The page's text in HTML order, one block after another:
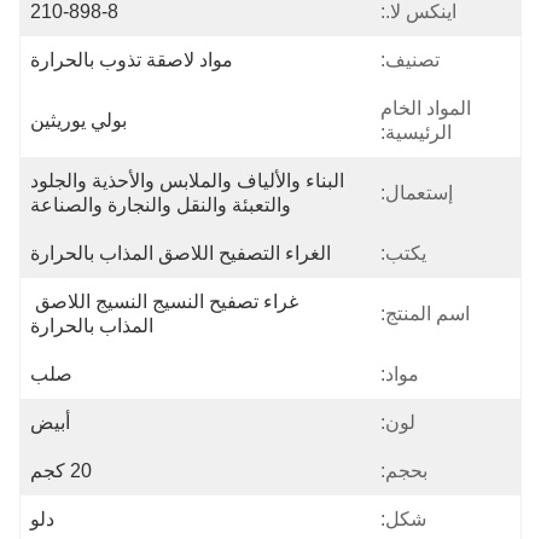
اينكس لا.: 210-898-8
تصنيف: مواد لاصقة تذوب بالحرارة
المواد الخام
الرئيسية:
بولي يوريثين
إستعمال:
البناء والألياف والملابس والأحذية والجلود
والتعبئة والنقل والنجارة والصناعة
يكتب: الغراء التصفيح اللاصق المذاب بالحرارة
اسم المنتج:
غراء تصفيح النسيج النسيج اللاصق
المذاب بالحرارة
مواد: صلب
لون: أبيض
بحجم: 20 كجم
شكل: دلو